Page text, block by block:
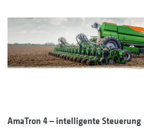
AmaTron 4 – intelligente Steuerung